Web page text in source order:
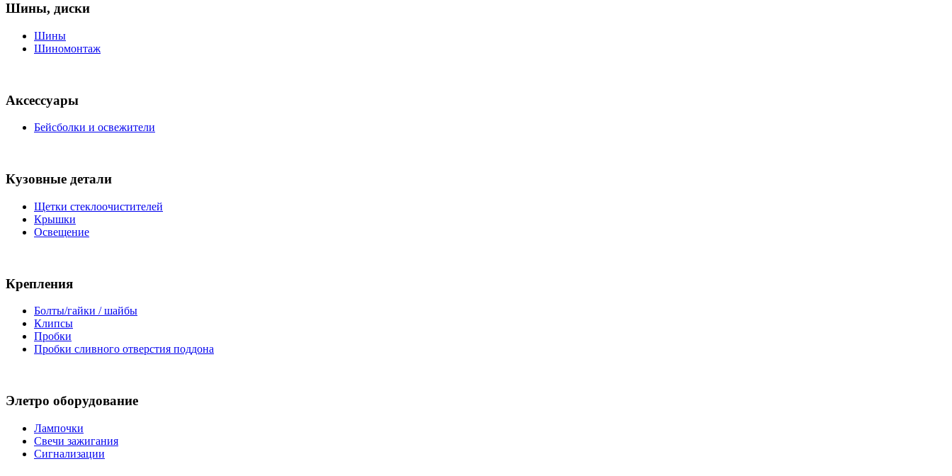
Шины, диски
Шины
Шиномонтаж
Аксессуары
Бейсболки и освежители
Кузовные детали
Щетки стеклоочистителей
Крышки
Освещение
Крепления
Болты/гайки / шайбы
Клипсы
Пробки
Пробки сливного отверстия поддона
Элетро оборудование
Лампочки
Свечи зажигания
Сигнализации